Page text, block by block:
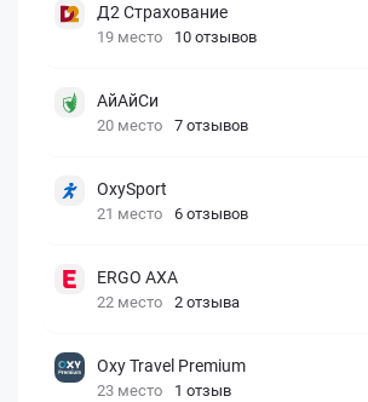
Д2 Страхование
19 место 10 отзывов
АйАйСи
20 место 7 отзывов
OxySport
21 место 6 отзывов
ERGO AXA
22 место 2 отзыва
Oxy Travel Premium
23 место 1 отзыв